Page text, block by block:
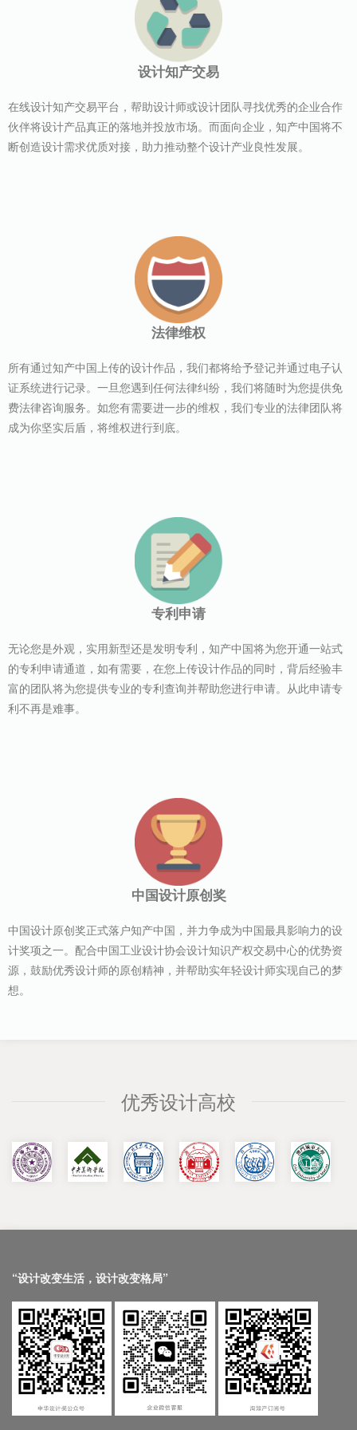
设计知产交易
在线设计知产交易平台，帮助设计师或设计团队寻找优秀的企业合作
伙伴将设计产品真正的落地并投放市场。而面向企业，知产中国将不
断创造设计需求优质对接，助力推动整个设计产业良性发展。
法律维权
所有通过知产中国上传的设计作品，我们都将给予登记并通过电子认
证系统进行记录。一旦您遇到任何法律纠纷，我们将随时为您提供免
费法律咨询服务。如您有需要进一步的维权，我们专业的法律团队将
成为你坚实后盾，将维权进行到底。
专利申请
无论您是外观，实用新型还是发明专利，知产中国将为您开通一站式
的专利申请通道，如有需要，在您上传设计作品的同时，背后经验丰
富的团队将为您提供专业的专利查询并帮助您进行申请。从此申请专
利不再是难事。
中国设计原创奖
中国设计原创奖正式落户知产中国，并力争成为中国最具影响力的设
计奖项之一。配合中国工业设计协会设计知识产权交易中心的优势资
源，鼓励优秀设计师的原创精神，并帮助实年轻设计师实现自己的梦
想。
优秀设计高校
“设计改变生活，设计改变格局”